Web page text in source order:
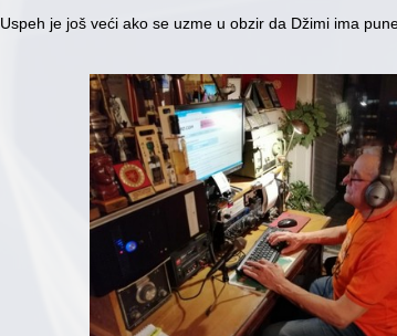
Uspeh je još veći ako se uzme u obzir da Džimi ima